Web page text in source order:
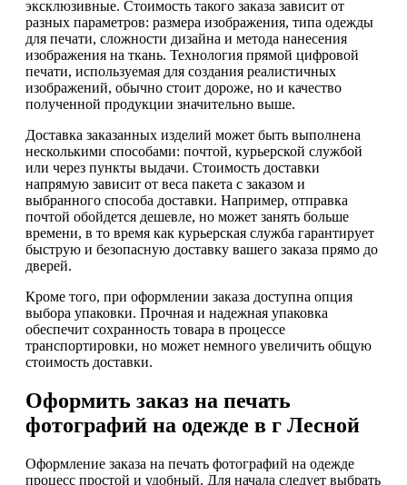
эксклюзивные. Стоимость такого заказа зависит от
разных параметров: размера изображения, типа одежды
для печати, сложности дизайна и метода нанесения
изображения на ткань. Технология прямой цифровой
печати, используемая для создания реалистичных
изображений, обычно стоит дороже, но и качество
полученной продукции значительно выше.
Доставка заказанных изделий может быть выполнена
несколькими способами: почтой, курьерской службой
или через пункты выдачи. Стоимость доставки
напрямую зависит от веса пакета с заказом и
выбранного способа доставки. Например, отправка
почтой обойдется дешевле, но может занять больше
времени, в то время как курьерская служба гарантирует
быструю и безопасную доставку вашего заказа прямо до
дверей.
Кроме того, при оформлении заказа доступна опция
выбора упаковки. Прочная и надежная упаковка
обеспечит сохранность товара в процессе
транспортировки, но может немного увеличить общую
стоимость доставки.
Оформить заказ на печать
фотографий на одежде в г Лесной
Оформление заказа на печать фотографий на одежде
процесс простой и удобный. Для начала следует выбрать